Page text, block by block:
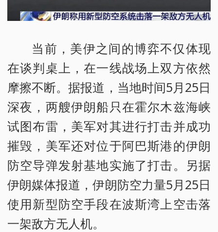
当前，美伊之间的博弈不仅体现
在谈判桌上，在一线战场上双方依然
摩擦不断。据报道，当地时间5月25日
深夜，两艘伊朗船只在霍尔木兹海峡
试图布雷，美军对其进行打击并成功
摧毁，美军还对位于阿巴斯港的伊朗
防空导弹发射基地实施了打击。另据
伊朗媒体报道，伊朗防空力量5月25日
使用新型防空手段在波斯湾上空击落
一架敌方无人机。